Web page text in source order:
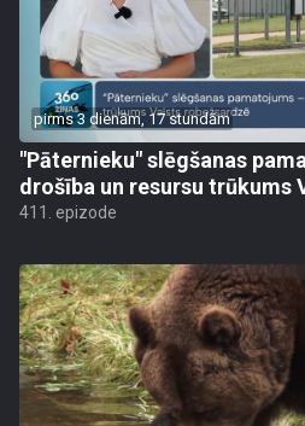
pirms 3 dienām, 17 stundām
"Pāternieku" slēgšanas
drošība un resursu trūkums
411. epizode